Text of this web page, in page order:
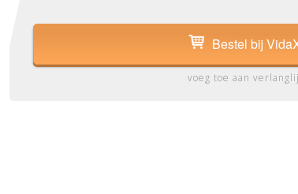
Bestel bij
voeg toe aan